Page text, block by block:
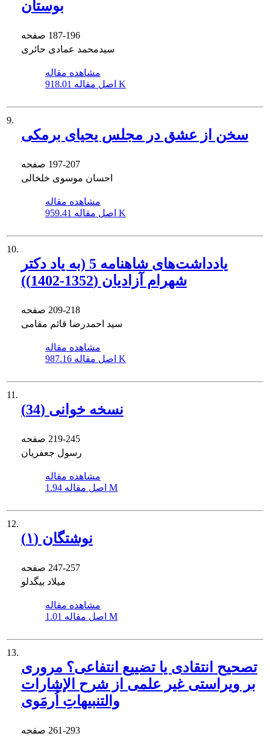
بوستان
187-196
سیدمحمد عمادی حائری
مشاهده مقاله
اصل مقاله 918.01 K
9.
سخن از عشق در مجلس یحیای برمکی
197-207
احسان موسوی خلخالی
مشاهده مقاله
اصل مقاله 959.41 K
10.
یادداشت‌های شاهنامه 5 (به یاد دکتر
شهرام آزادیان (1352-1402))
209-218
سید احمدرضا قائم مقامی
مشاهده مقاله
اصل مقاله 987.16 K
11.
نسخه خوانی (34)
219-245
رسول جعفریان
مشاهده مقاله
اصل مقاله 1.94 M
12.
نوشتگان (۱)
247-257
میلاد بیگدلو
مشاهده مقاله
اصل مقاله 1.01 M
13.
تصحیح انتقادی یا تضییع انتفاعی؟ مروری
بر ویراستی غیر علمی از شرح الإشارات
والتنبیهاتِ اُرمَوی
261-293